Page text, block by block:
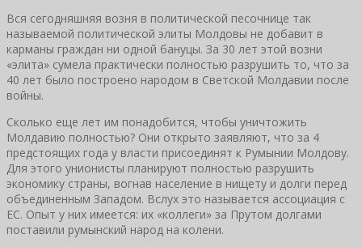
Вся сегодняшняя возня в политической песочнице так
называемой политической элиты Молдовы не добавит в
карманы граждан ни одной бануцы. За 30 лет этой возни
«элита» сумела практически полностью разрушить то, что за
40 лет было построено народом в Светской Молдавии после
войны.
Сколько еще лет им понадобится, чтобы уничтожить
Молдавию полностью? Они открыто заявляют, что за 4
предстоящих года у власти присоединят к Румынии Молдову.
Для этого унионисты планируют полностью разрушить
экономику страны, вогнав население в нищету и долги перед
объединенным Западом. Вслух это называется ассоциация с
ЕС. Опыт у них имеется: их «коллеги» за Прутом долгами
поставили румынский народ на колени.